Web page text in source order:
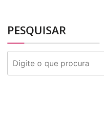
PESQUISAR
PESQUISAR